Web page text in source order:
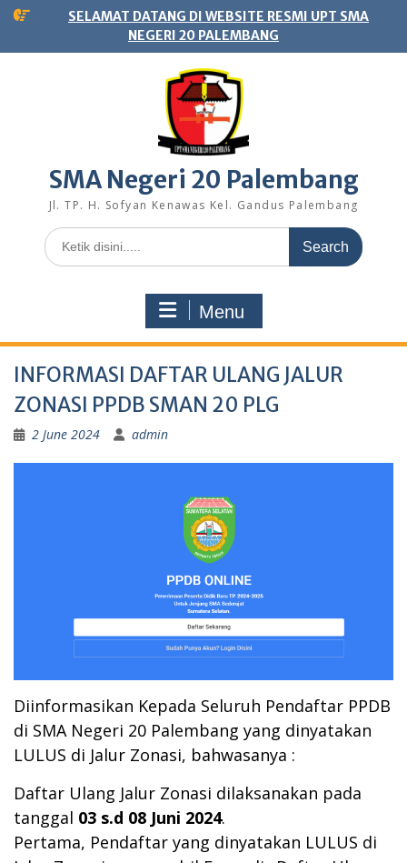
Skip
SELAMAT DATANG DI WEBSITE RESMI UPT SMA
NEGERI 20 PALEMBANG
SMA Negeri 20 Palembang
Jl. TP. H. Sofyan Kenawas Kel. Gandus Palembang
Search
for:
Menu
INFORMASI DAFTAR ULANG JALUR
ZONASI PPDB SMAN 20 PLG
2 June 2024 admin
Diinformasikan Kepada Seluruh Pendaftar PPDB
di SMA Negeri 20 Palembang yang dinyatakan
LULUS di Jalur Zonasi, bahwasanya :
Daftar Ulang Jalur Zonasi dilaksanakan pada
tanggal 03 s.d 08 Juni 2024.
Pertama, Pendaftar yang dinyatakan LULUS di